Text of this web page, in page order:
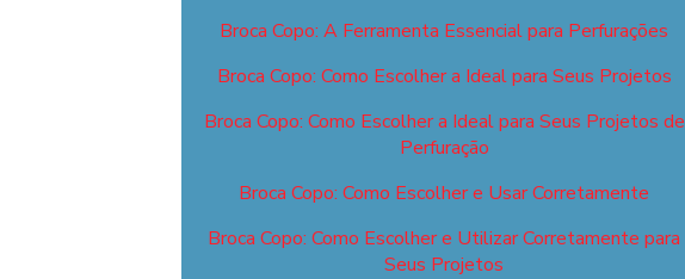
Broca Copo: A Ferramenta Essencial para Perfurações
Broca Copo: Como Escolher a Ideal para Seus Projetos
Broca Copo: Como Escolher a Ideal para Seus Projetos de
Perfuração
Broca Copo: Como Escolher e Usar Corretamente
Broca Copo: Como Escolher e Utilizar Corretamente para
Seus Projetos